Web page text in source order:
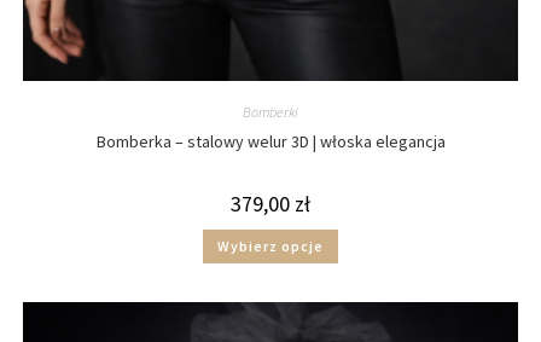
Bomberki
Bomberka – stalowy welur 3D | włoska elegancja
379,00 zł
Wybierz opcje